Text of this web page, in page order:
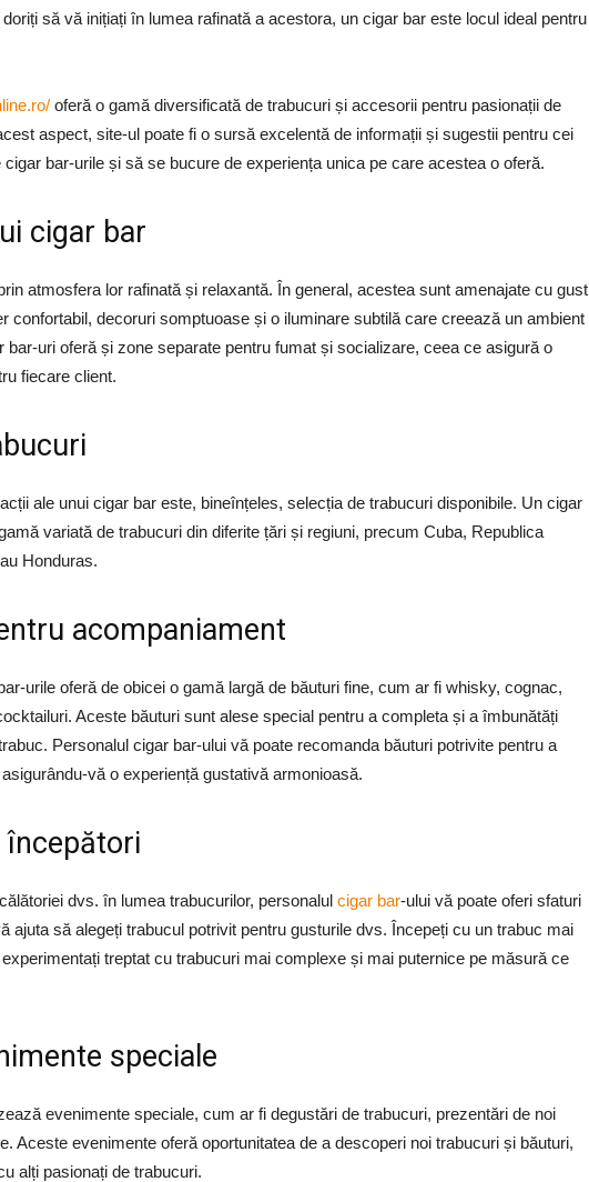
să vă inițiați în lumea rafinată a acestora, un cigar bar este locul ideal pentru
oferă o gamă diversificată de trabucuri și accesorii pentru pasionații de
aspect, site-ul poate fi o sursă excelentă de informații și sugestii pentru cei
bar-urile și să se bucure de experiența unica pe care acestea o oferă.
cigar bar
atmosfera lor rafinată și relaxantă. În general, acestea sunt amenajate cu gust
confortabil, decoruri somptuoase și o iluminare subtilă care creează un ambient
bar-uri oferă și zone separate pentru fumat și socializare, ceea ce asigură o
fiecare client.
ale unui cigar bar este, bineînțeles, selecția de trabucuri disponibile. Un cigar
variată de trabucuri din diferite țări și regiuni, precum Cuba, Republica
Honduras.
acompaniament
urile oferă de obicei o gamă largă de băuturi fine, cum ar fi whisky, cognac,
Aceste băuturi sunt alese special pentru a completa și a îmbunătăți
Personalul cigar bar-ului vă poate recomanda băuturi potrivite pentru a
vă o experiență gustativă armonioasă.
dvs. în lumea trabucurilor, personalul cigar bar-ului vă poate oferi sfaturi
ajuta să alegeți trabucul potrivit pentru gusturile dvs. Începeți cu un trabuc mai
treptat cu trabucuri mai complexe și mai puternice pe măsură ce
speciale
evenimente speciale, cum ar fi degustări de trabucuri, prezentări de noi
Aceste evenimente oferă oportunitatea de a descoperi noi trabucuri și băuturi,
alți pasionați de trabucuri.